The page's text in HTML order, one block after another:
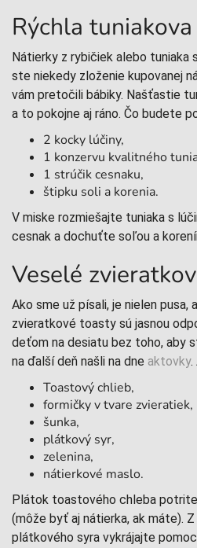
Rýchla
Nátierky z rybičiek alebo tuniaka
ste niekedy zloženie kupovanej
vám pretočili bábiky. Našťastie
a to pokojne aj ráno. Čo budete
2 kocky lúčiny,
1 konzervu kvalitného
1 strúčik cesnaku,
štipku soli a korenia.
V miske rozmiešajte tuniaka s
cesnak a dochuťte soľou a
Veselé
Ako sme už písali, je nielen pusa,
zvieratkové toasty sú jasnou
deťom na desiatu bez toho, aby
na ďalší deň našli na dne aktovky.
Toastový chlieb,
formičky v tvare zvieratiek,
šunka,
plátkový syr,
zelenina,
nátierkové maslo.
Plátok toastového chleba
(môže byť aj nátierka, ak máte).
plátkového syra vykrájajte